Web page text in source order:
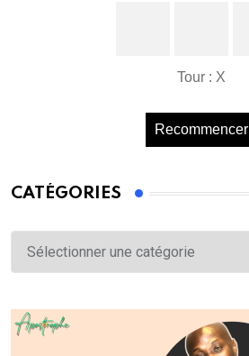
Tour : X
Recommencer
CATÉGORIES
Catégories